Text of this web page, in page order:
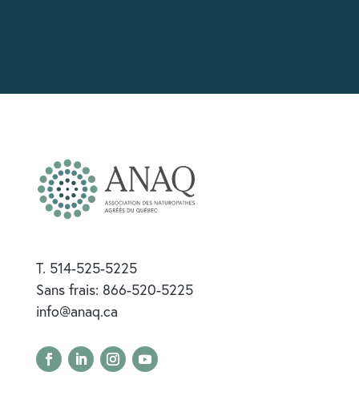
T. 514-525-5225
Sans frais: 866-520-5225
info@anaq.ca